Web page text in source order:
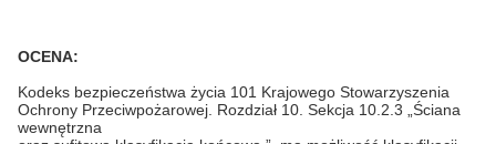
OCENA:
Kodeks bezpieczeństwa życia 101 Krajowego Stowarzyszenia
Ochrony Przeciwpożarowej. Rozdział 10. Sekcja 10.2.3 „Ściana
wewnętrzna